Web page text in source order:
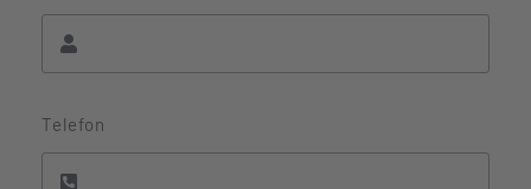
Telefon